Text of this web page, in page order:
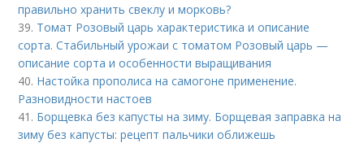
правильно хранить свеклу и морковь?
39. Томат Розовый царь характеристика и описание
сорта. Стабильный урожаи с томатом Розовый царь —
описание сорта и особенности выращивания
40. Настойка прополиса на самогоне применение.
Разновидности настоев
41. Борщевка без капусты на зиму. Борщевая заправка на
зиму без капусты: рецепт пальчики оближешь